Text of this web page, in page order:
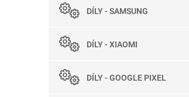
DÍLY - SAMSUNG
DÍLY - XIAOMI
DÍLY - GOOGLE PIXEL